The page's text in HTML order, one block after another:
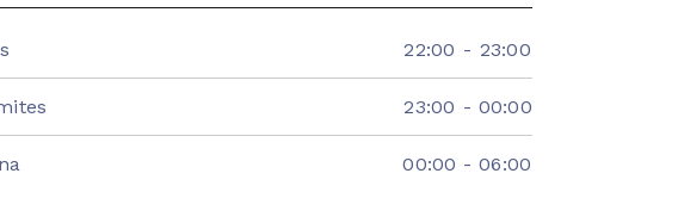
22:00 - 23:00
23:00 - 00:00
00:00 - 06:00